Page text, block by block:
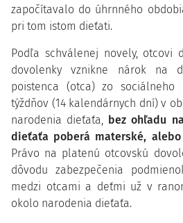
započítavalo do úhrnného
pri tom istom dieťati.
Podľa schválenej novely, otcovi
dovolenky vznikne nárok na
poistenca (otca) zo
týždňov (14 kalendárnych dní) v
narodenia dieťaťa, bez ohľadu
dieťaťa poberá materské,
Právo na platenú otcovskú
dôvodu zabezpečenia
medzi otcami a deťmi už v
okolo narodenia dieťaťa.